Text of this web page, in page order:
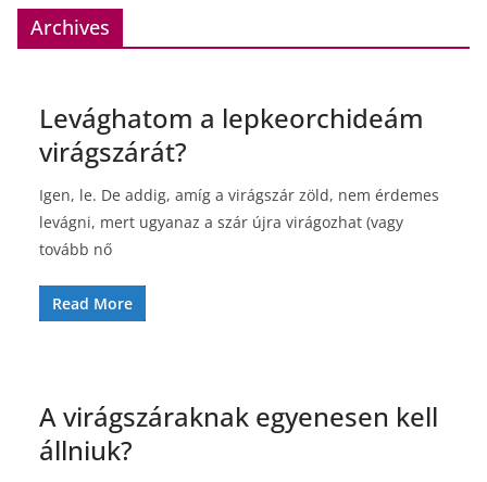
Archives
Levághatom a lepkeorchideám
virágszárát?
Igen, le. De addig, amíg a virágszár zöld, nem érdemes
levágni, mert ugyanaz a szár újra virágozhat (vagy
tovább nő
Read More
A virágszáraknak egyenesen kell
állniuk?